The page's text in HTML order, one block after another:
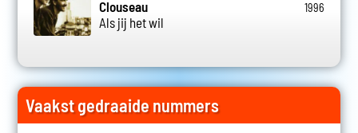
Clouseau
Als jij het wil
1996
Vaakst gedraaide nummers